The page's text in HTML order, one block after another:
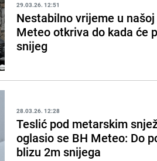
29.03.26. 12:51
Nestabilno vrijeme u
Meteo otkriva do kada će
snijeg
28.03.26. 12:28
Teslić pod metarskim
oglasio se BH Meteo: Do
blizu 2m snijega